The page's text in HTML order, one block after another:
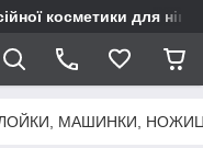
косметики для
МАШИНКИ,